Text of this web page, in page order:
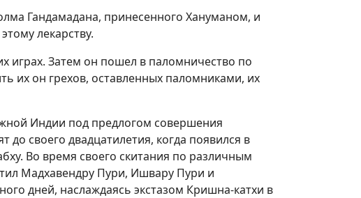
Гандамадана, принесенного Хануманом, и
лекарству.
играх. Затем он пошел в паломничество по
их он грехов, оставленных паломниками, их
Индии под предлогом совершения
своего двадцатилетия, когда появился в
Во время своего скитания по различным
Мадхавендру Пури, Ишвару Пури и
дней, наслаждаясь экстазом Кришна-катхи в